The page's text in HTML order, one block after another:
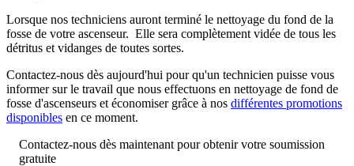
Lorsque nos techniciens auront terminé le nettoyage du fond de la
fosse de votre ascenseur. Elle sera complètement vidée de tous les
détritus et vidanges de toutes sortes.
Contactez-nous dès aujourd'hui pour qu'un technicien puisse vous
informer sur le travail que nous effectuons en nettoyage de fond de
fosse d'ascenseurs et économiser grâce à nos différentes promotions
disponibles en ce moment.
Contactez-nous dès maintenant pour obtenir votre soumission
gratuite